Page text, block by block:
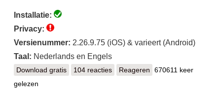
Installatie:
Privacy:
Versienummer: 2.26.9.75 (iOS) & varieert (Android)
Taal: Nederlands en Engels
Download gratisWhatsApp
104 reacties Reageren
670611 keer
gelezen